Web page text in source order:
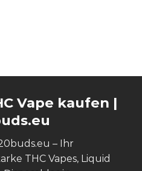
Vape kaufen |
– Ihr
THC Vapes, Liquid